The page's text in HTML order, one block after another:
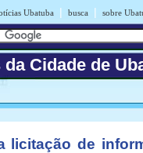
Ubatuba | busca | sobre
Cidade de
licitação de